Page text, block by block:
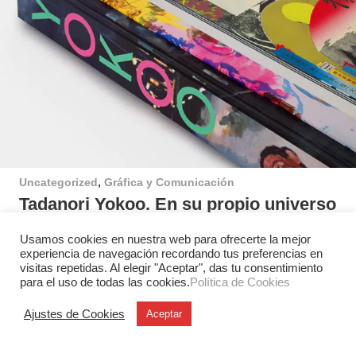
Uncategorized, Gráfica y Comunicación
Tadanori Yokoo. En su propio universo
diseñador gráfico e ilustrador japonés Tadanori
Yokoo. Con noventa años cumplidos en junio…
Usamos cookies en nuestra web para ofrecerte la mejor
experiencia de navegación recordando tus preferencias en
visitas repetidas. Al elegir "Aceptar", das tu consentimiento
para el uso de todas las cookies.Política de Cookies
Ajustes de Cookies Aceptar